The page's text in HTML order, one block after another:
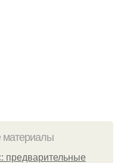
предварительные